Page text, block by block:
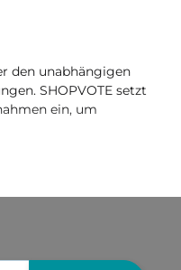
den unabhängigen
SHOPVOTE setzt
ein, um